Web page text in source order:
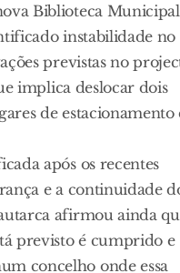
Biblioteca
instabilidade no
previstas no
implica deslocar dois
de estacionamento
após os recentes
e a continuidade
afirmou ainda
previsto é cumprido e
concelho onde essa